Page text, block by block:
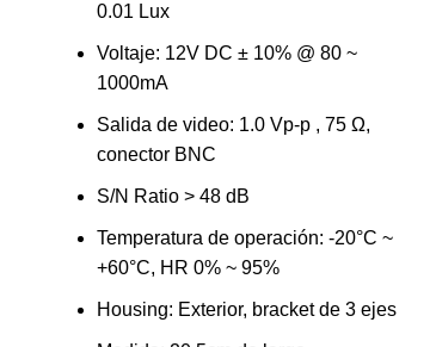
0.01 Lux
Voltaje: 12V DC ± 10% @ 80 ~
1000mA
Salida de video: 1.0 Vp-p , 75 Ω,
conector BNC
S/N Ratio > 48 dB
Temperatura de operación: -20°C ~
+60°C, HR 0% ~ 95%
Housing: Exterior, bracket de 3 ejes